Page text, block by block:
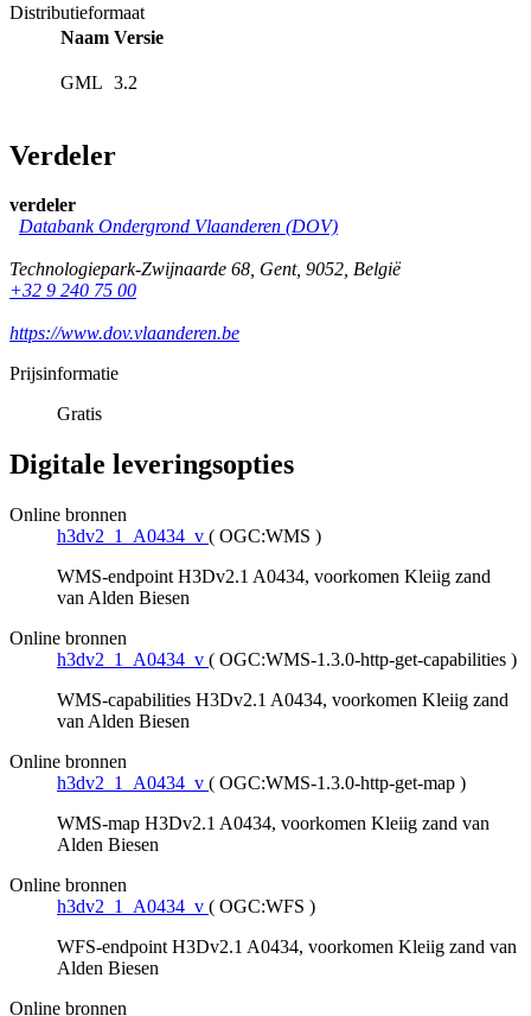
Distributieformaat
Naam Versie
GML 3.2
Verdeler
verdeler
Databank Ondergrond Vlaanderen (DOV)
Technologiepark-Zwijnaarde 68, Gent, 9052, België
+32 9 240 75 00
https://www.dov.vlaanderen.be
Prijsinformatie
Gratis
Digitale leveringsopties
Online bronnen
h3dv2_1_A0434_v ( OGC:WMS )
WMS-endpoint H3Dv2.1 A0434, voorkomen Kleiig zand
van Alden Biesen
Online bronnen
h3dv2_1_A0434_v ( OGC:WMS-1.3.0-http-get-capabilities )
WMS-capabilities H3Dv2.1 A0434, voorkomen Kleiig zand
van Alden Biesen
Online bronnen
h3dv2_1_A0434_v ( OGC:WMS-1.3.0-http-get-map )
WMS-map H3Dv2.1 A0434, voorkomen Kleiig zand van
Alden Biesen
Online bronnen
h3dv2_1_A0434_v ( OGC:WFS )
WFS-endpoint H3Dv2.1 A0434, voorkomen Kleiig zand van
Alden Biesen
Online bronnen